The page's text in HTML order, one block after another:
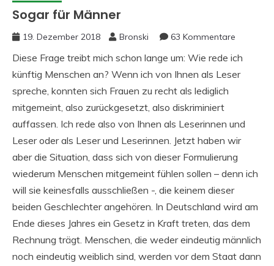
Sogar für Männer
19. Dezember 2018 Bronski 63 Kommentare
Diese Frage treibt mich schon lange um: Wie rede ich
künftig Menschen an? Wenn ich von Ihnen als Leser
spreche, konnten sich Frauen zu recht als lediglich
mitgemeint, also zurückgesetzt, also diskriminiert
auffassen. Ich rede also von Ihnen als Leserinnen und
Leser oder als Leser und Leserinnen. Jetzt haben wir
aber die Situation, dass sich von dieser Formulierung
wiederum Menschen mitgemeint fühlen sollen – denn ich
will sie keinesfalls ausschließen -, die keinem dieser
beiden Geschlechter angehören. In Deutschland wird am
Ende dieses Jahres ein Gesetz in Kraft treten, das dem
Rechnung trägt. Menschen, die weder eindeutig männlich
noch eindeutig weiblich sind, werden vor dem Staat dann